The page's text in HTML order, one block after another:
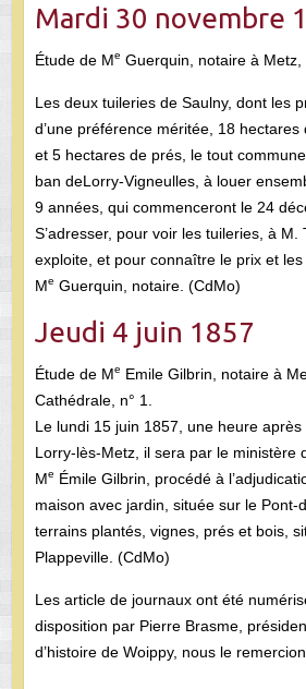
Mardi 30 novembre
Étude de Me Guerquin, notaire à Metz,
Les deux tuileries de Saulny, dont les
d’une préférence méritée, 18
et 5 hectares de prés, le tout
ban deLorry-Vigneulles, à louer
9 années, qui commenceront le 24
S’adresser, pour voir les tuileries, à M.
exploite, et pour connaître le prix et
Me Guerquin, notaire. (CdMo)
Jeudi 4 juin 1857
Étude de Me Emile Gilbrin, notaire à
Cathédrale, n° 1.
Le lundi 15 juin 1857, une heure
Lorry-lès-Metz, il sera par le ministère
Me Émile Gilbrin, procédé à
maison avec jardin, située sur le Pont-
terrains plantés, vignes, prés et bois,
Plappeville. (CdMo)
Les article de journaux ont été
disposition par Pierre Brasme,
d’histoire de Woippy, nous le